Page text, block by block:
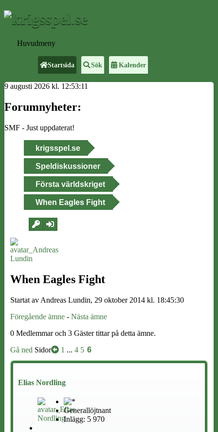
Huvudmeny
Startsida Sök Kalender
9 augusti 2026 kl. 12:53:11
Forumnyheter:
SMF - Just uppdaterat!
krigsspel.se
Speldiskussioner
Första världskriget
When Eagles Fight
When Eagles Fight
Startat av Andreas Lundin, 29 oktober 2014 kl. 18:45:30
Föregående ämne - Nästa ämne
0 Medlemmar och 3 Gäster tittar på detta ämne.
Gå ned Sidor 1 ... 4 5 6
Elias Nordling
Generallöjtnant
Inlägg: 5 970